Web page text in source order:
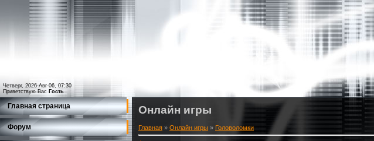
Четверг, 2026-Авг-06, 07:30
Приветствую Вас Гость
Главная страница
Форум
Онлайн игры
Главная » Онлайн игры » Головоломки